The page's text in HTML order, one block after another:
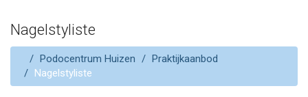
Nagelstyliste
Podocentrum Huizen
Praktijkaanbod
Nagelstyliste